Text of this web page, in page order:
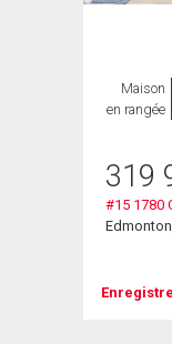
Maison
en rangée
319
#15 1780